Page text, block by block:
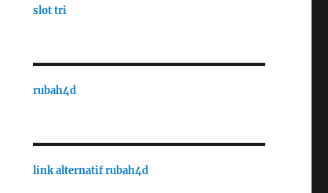
slot tri
rubah4d
link alternatif rubah4d